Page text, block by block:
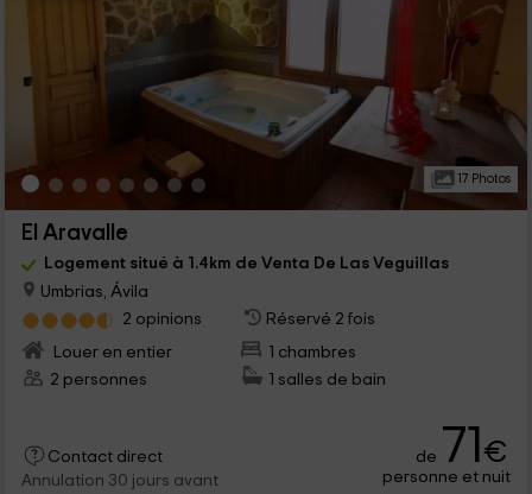
17 Photos
El Aravalle
Logement situé à 1.4km de Venta De Las Veguillas
Umbrias, Ávila
2 opinions
Réservé 2 fois
Louer en entier
1 chambres
2 personnes
1 salles de bain
Contact direct
Annulation 30 jours avant
de 71€
personne et nuit